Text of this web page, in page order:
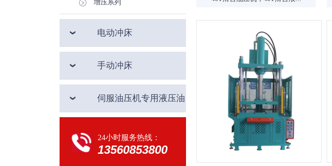
增压系列
电动冲床
手动冲床
伺服油压机专用液压油
24小时服务热线：
13560853800